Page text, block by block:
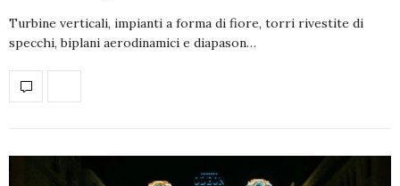
Turbine verticali, impianti a forma di fiore, torri rivestite di
specchi, biplani aerodinamici e diapason…